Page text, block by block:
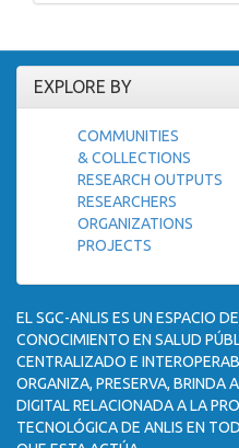
EXPLORE BY
COMMUNITIES
& COLLECTIONS
RESEARCH OUTPUTS
RESEARCHERS
ORGANIZATIONS
PROJECTS
EL SGC-ANLIS ES UN ESPACIO
CONOCIMIENTO EN SALUD
CENTRALIZADO E
ORGANIZA, PRESERVA, BRINDA
DIGITAL RELACIONADA A LA
TECNOLÓGICA DE ANLIS EN